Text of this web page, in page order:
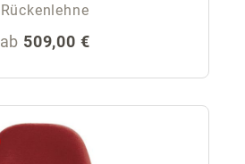
Rückenlehne
Regulärer Preis:
ab 509,00 €